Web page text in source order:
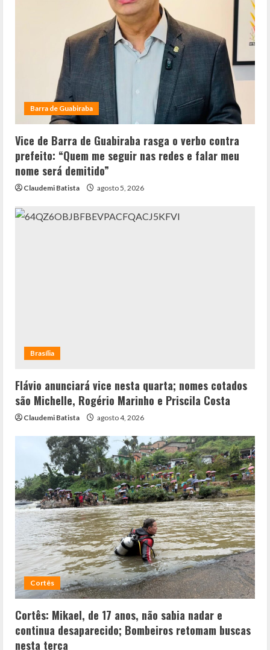
Barra de Guabiraba
Vice de Barra de Guabiraba rasga o verbo contra
prefeito: “Quem me seguir nas redes e falar meu
nome será demitido”
Claudemi Batista agosto 5, 2026
Brasília
Flávio anunciará vice nesta quarta; nomes cotados
são Michelle, Rogério Marinho e Priscila Costa
Claudemi Batista agosto 4, 2026
Cortês
Cortês: Mikael, de 17 anos, não sabia nadar e
continua desaparecido; Bombeiros retomam buscas
nesta terça